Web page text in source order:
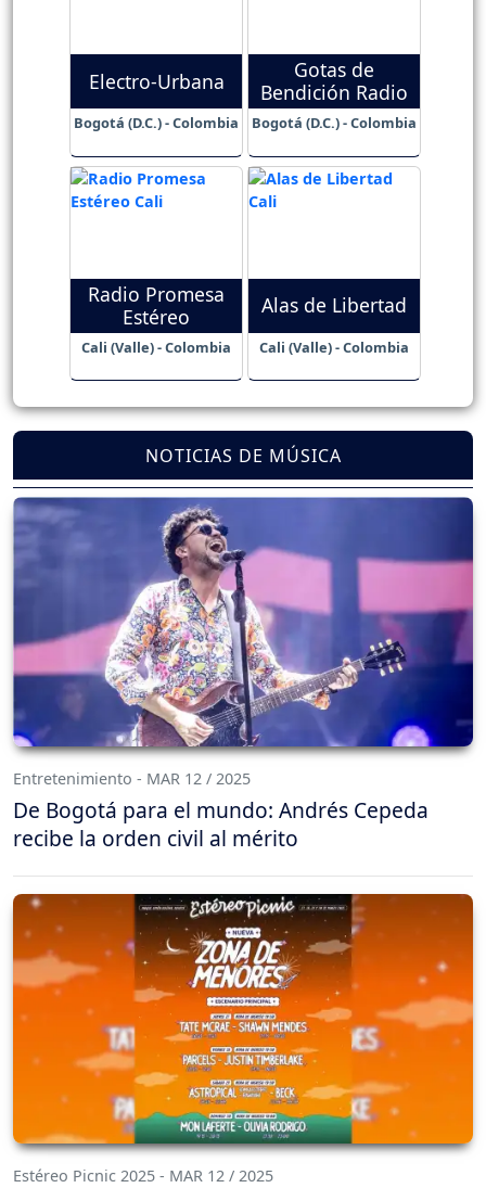
Electro-Urbana
Bogotá (D.C.) - Colombia
Gotas de
Bendición Radio
Bogotá (D.C.) - Colombia
Radio Promesa
Estéreo
Cali (Valle) - Colombia
Alas de Libertad
Cali (Valle) - Colombia
NOTICIAS DE MÚSICA
Entretenimiento - MAR 12 / 2025
De Bogotá para el mundo: Andrés Cepeda
recibe la orden civil al mérito
Estéreo Picnic 2025 - MAR 12 / 2025